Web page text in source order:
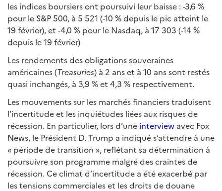
les indices boursiers ont poursuivi leur baisse : -3,6 %
pour le S&P 500, à 5 521 (-10 % depuis le pic atteint le
19 février), et -4,0 % pour le Nasdaq, à 17 303 (-14 %
depuis le 19 février)
Les rendements des obligations souveraines
américaines (Treasuries) à 2 ans et à 10 ans sont restés
quasi inchangés, à 3,9 % et 4,3 % respectivement.
Les mouvements sur les marchés financiers traduisent
l’incertitude et les inquiétudes liées aux risques de
récession. En particulier, lors d’une interview avec Fox
News, le Président D. Trump a indiqué s’attendre à une
« période de transition », reflétant sa détermination à
poursuivre son programme malgré des craintes de
récession. Ce climat d’incertitude a été exacerbé par
les tensions commerciales et les droits de douane